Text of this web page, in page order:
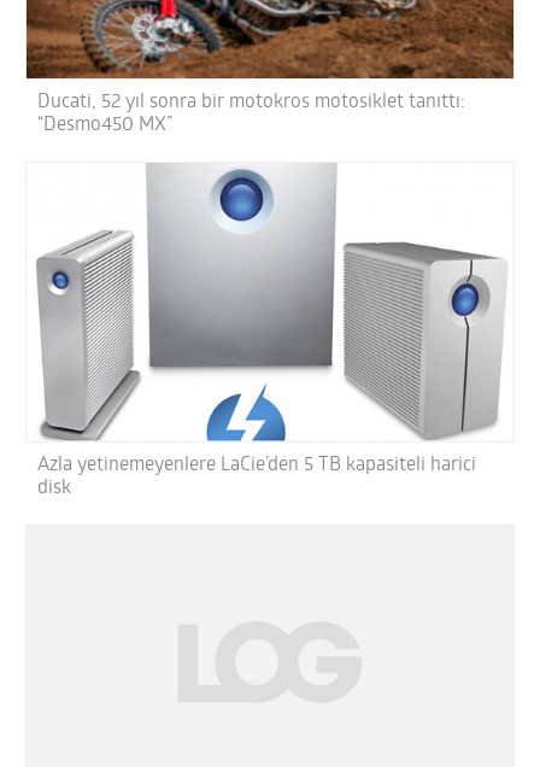
Ducati, 52 yıl sonra bir motokros motosiklet tanıttı:
“Desmo450 MX”
Azla yetinemeyenlere LaCie’den 5 TB kapasiteli harici
disk